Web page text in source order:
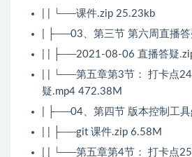
| | └──课件.zip 25.23kb
| ├──03、第三节 第六周直播答
| | ├──2021-08-06 直播答疑
| | └──第五章第3节： 打卡点
疑.mp4 472.38M
| ├──04、第四节 版本控制工
| | ├──git 课件.zip 6.58M
| | └──第五章第4节： 打卡点